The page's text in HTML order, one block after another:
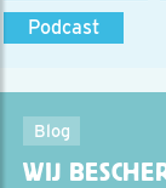
Podcast
Blog
WIJ